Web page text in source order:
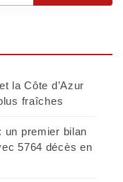
la Côte d’Azur
fraîches
un premier bilan
5764 décès en